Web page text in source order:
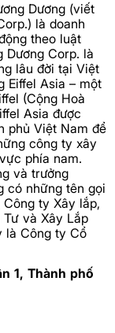
Dương (viết
là doanh
theo luật
Dương Corp. là
lâu đời tại Việt
Eiffel Asia – một
(Cộng Hoà
Asia được
phủ Việt Nam để
công ty xây
phía nam.
và trưởng
có những tên gọi
ty Xây lắp,
và Xây Lắp
là Công ty Cổ
1, Thành phố